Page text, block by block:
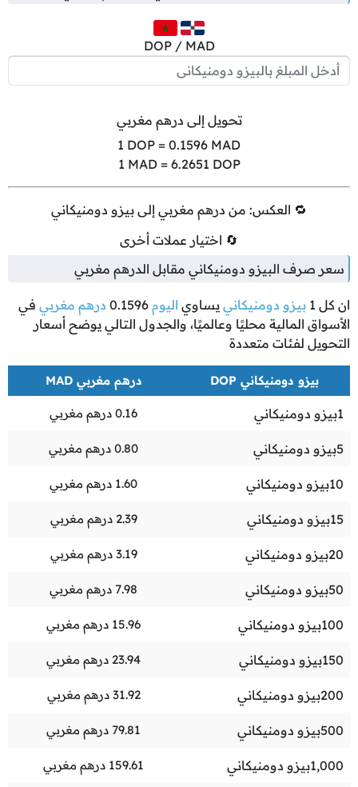
DOP / MAD
تحويل إلى درهم مغربي
1 DOP = 0.1596 MAD
1 MAD = 6.2651 DOP
🔁 العكس: من درهم مغربي إلى بيزو دومنيكاني
🔄 اختيار عملات أخرى
سعر صرف البيزو دومنيكاني مقابل الدرهم مغربي
ان كل 1 بيزو دومنيكاني يساوي اليوم 0.1596 درهم مغربي في
الأسواق المالية محليًا وعالميًا، والجدول التالي يوضح أسعار
التحويل لفئات متعددة
بيزو دومنيكاني DOP درهم مغربي MAD
1بيزو دومنيكاني 0.16 درهم مغربي
5بيزو دومنيكاني 0.80 درهم مغربي
10بيزو دومنيكاني 1.60 درهم مغربي
15بيزو دومنيكاني 2.39 درهم مغربي
20بيزو دومنيكاني 3.19 درهم مغربي
50بيزو دومنيكاني 7.98 درهم مغربي
100بيزو دومنيكاني 15.96 درهم مغربي
150بيزو دومنيكاني 23.94 درهم مغربي
200بيزو دومنيكاني 31.92 درهم مغربي
500بيزو دومنيكاني 79.81 درهم مغربي
1,000بيزو دومنيكاني 159.61 درهم مغربي